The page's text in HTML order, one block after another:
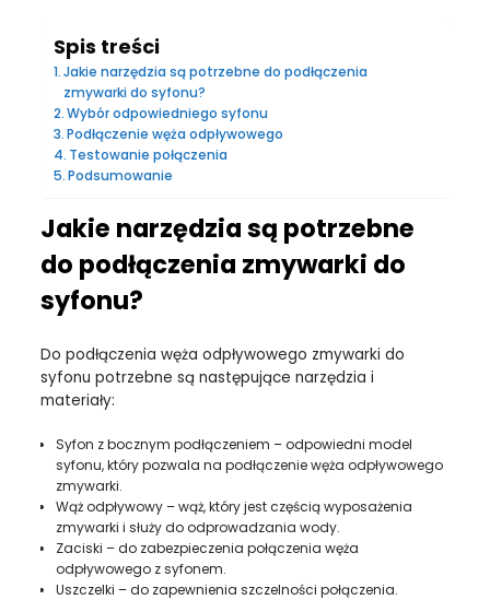
Spis treści
Jakie narzędzia są potrzebne do podłączenia
zmywarki do syfonu?
Wybór odpowiedniego syfonu
Podłączenie węża odpływowego
Testowanie połączenia
Podsumowanie
Jakie narzędzia są potrzebne
do podłączenia zmywarki do
syfonu?
Do podłączenia węża odpływowego zmywarki do
syfonu potrzebne są następujące narzędzia i
materiały:
Syfon z bocznym podłączeniem – odpowiedni model
syfonu, który pozwala na podłączenie węża odpływowego
zmywarki.
Wąż odpływowy – wąż, który jest częścią wyposażenia
zmywarki i służy do odprowadzania wody.
Zaciski – do zabezpieczenia połączenia węża
odpływowego z syfonem.
Uszczelki – do zapewnienia szczelności połączenia.